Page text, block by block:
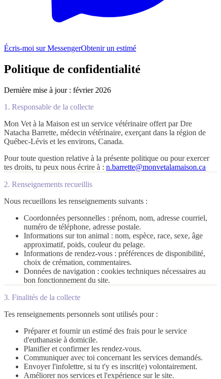
Écris-moi sur MessengerObtenir un estimé
Politique de confidentialité
Dernière mise à jour : février 2026
1. Responsable de la collecte
Mon Vet à la Maison est un service vétérinaire offert par Dre
Natacha Barrette, médecin vétérinaire, exerçant dans la région de
Québec-Lévis et les environs, Canada.
Pour toute question relative à la présente politique ou pour exercer
tes droits, tu peux nous écrire à : n.barrette@monvetalamaison.ca
2. Renseignements recueillis
Nous recueillons les renseignements suivants :
Coordonnées personnelles : prénom, nom, adresse courriel,
numéro de téléphone, adresse postale.
Informations sur ton animal : nom, espèce, race, sexe, âge
approximatif, poids, couleur du pelage.
Informations de rendez-vous : préférences de disponibilité,
choix de crémation, commentaires.
Données de navigation : cookies techniques nécessaires au
bon fonctionnement du site.
3. Finalités de la collecte
Tes renseignements personnels sont utilisés pour :
Préparer et fournir un estimé des frais pour le service
d'euthanasie à domicile.
Planifier et confirmer les rendez-vous.
Communiquer avec toi concernant les services demandés.
Envoyer l'infolettre, si tu t'y es inscrit(e) volontairement.
Améliorer nos services et l'expérience sur le site.